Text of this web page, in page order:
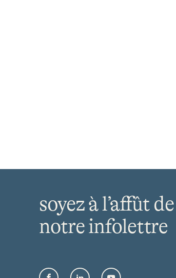
soyez à l’affût
notre infolettre
FacebookLinkedIn YouTube